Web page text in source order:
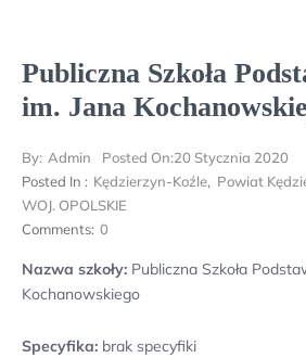
Publiczna Szkoła
im. Jana
By: Admin Posted On:20 Stycznia 2020
Posted In : Kędzierzyn-Koźle, Powiat
WOJ. OPOLSKIE
Comments: 0
Nazwa szkoły: Publiczna Szkoła
Kochanowskiego
Specyfika: brak specyfiki